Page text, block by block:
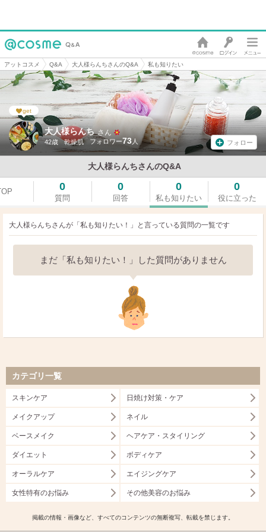
アットコスメ Q&A 大人様らんちさんのQ&A 私も知りたい
大人様らんち さん
42歳 乾燥肌 73 フォロー
大人様らんちさんのQ&A
get
0
質問
0
回答
0
私も知りたい
0
役に立った
大人様らんちさんが「私も知りたい！」と言っている質問の一覧です
まだ「私も知りたい！」した質問がありません
カテゴリ一覧
スキンケア 日焼け対策・ケア
メイクアップ ネイル
ベースメイク ヘアケア・スタイリング
ダイエット ボディケア
オーラルケア エイジングケア
女性特有のお悩み その他美容のお悩み
掲載の情報・画像など、すべてのコンテンツの無断複写、転載を禁じます。